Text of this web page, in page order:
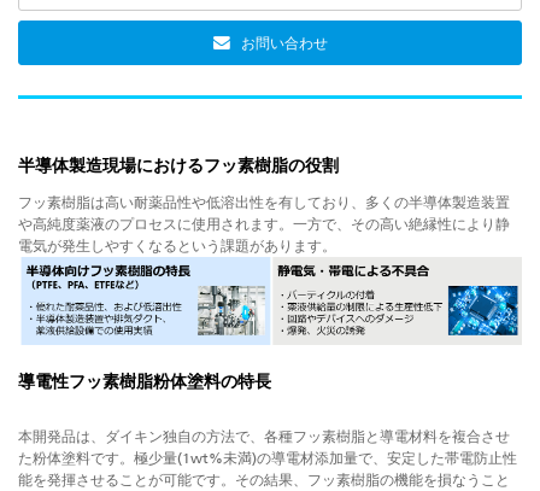
お問い合わせ
半導体製造現場におけるフッ素樹脂の役割
フッ素樹脂は高い耐薬品性や低溶出性を有しており、多くの半導体製造装置
や高純度薬液のプロセスに使用されます。 一方で、その高い絶縁性により静
電気が発生しやすくなるという課題があります。
導電性フッ素樹脂粉体塗料の特長
本開発品は、ダイキン独自の方法で、各種フッ素樹脂と導電材料を複合させ
た粉体塗料です。極少量(1wt%未満)の導電材添加量で、安定した帯電防止性
能を発揮させることが可能です。その結果、フッ素樹脂の機能を損なうこと